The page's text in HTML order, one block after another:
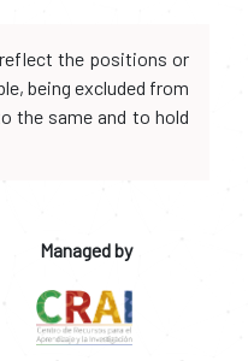
reflect the positions or
being excluded from
the same and to hold
Managed by